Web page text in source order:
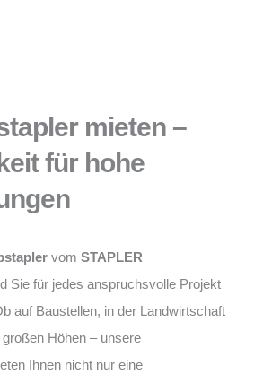
mieten –
für hohe
vom STAPLER
Sie für jedes anspruchsvolle Projekt
auf Baustellen, in der Landwirtschaft
Höhen – unsere
Ihnen nicht nur eine